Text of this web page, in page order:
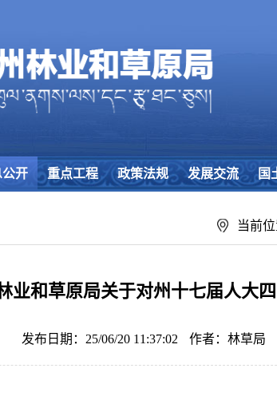
开 重点工程 政策法规 发展交流 国
当前位
业和草原局关于对州十七届人大
发布日期：25/06/20 11:37:02 作者：林草局